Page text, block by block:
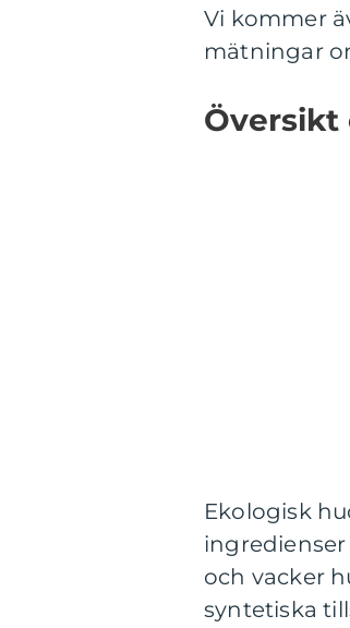
Vi kommer
mätningar
Översikt
Ekologisk
och vacker
syntetiska